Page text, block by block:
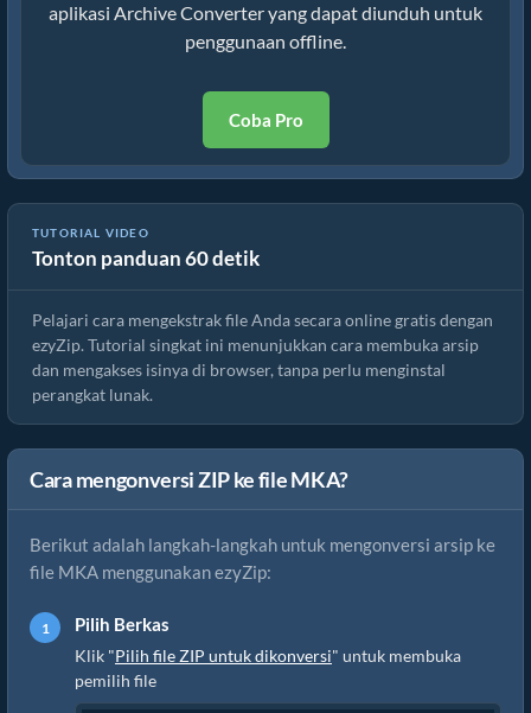
aplikasi Archive Converter yang dapat diunduh untuk
penggunaan offline.
Coba Pro
TUTORIAL VIDEO
Tonton panduan 60 detik
Cara Mengekstrak File secara Online dengan ezyZip (Gratis, Tanpa
Instalasi)
Pelajari cara mengekstrak file Anda secara online gratis dengan
ezyZip. Tutorial singkat ini menunjukkan cara membuka arsip
dan mengakses isinya di browser, tanpa perlu menginstal
perangkat lunak.
Cara mengonversi ZIP ke file MKA?
Berikut adalah langkah-langkah untuk mengonversi arsip ke
file MKA menggunakan ezyZip:
Pilih Berkas
Klik "Pilih file ZIP untuk dikonversi" untuk membuka
pemilih file